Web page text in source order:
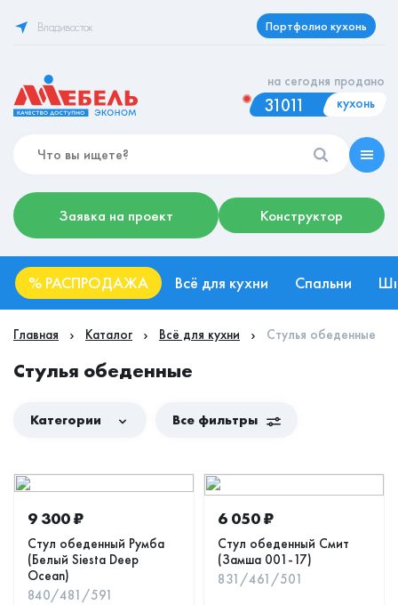
Владивосток Портфолио кухонь
на сегодня продано
31011 кухонь
Заявка на проект Конструктор
% РАСПРОДАЖА Всё для кухни Спальни
Главная Каталог Всё для кухни Стулья обеденные
Стулья обеденные
Категории Все фильтры
9 300₽
Стул обеденный Румба
(Белый Siesta Deep
Ocean)
840/481/591
6 050₽
Стул обеденный Смит
(Замша 001-17)
831/461/501